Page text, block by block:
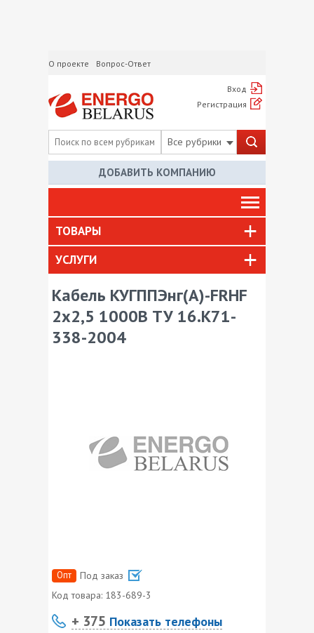
О проекте Вопрос-Ответ
Вход
Регистрация
Все рубрики
ДОБАВИТЬ КОМПАНИЮ
ТОВАРЫ
УСЛУГИ
Кабель КУГППЭнг(А)-FRHF
2х2,5 1000В ТУ 16.К71-
338-2004
Опт
Под заказ
Код товара: 183-689-3
+ 375 Показать телефоны